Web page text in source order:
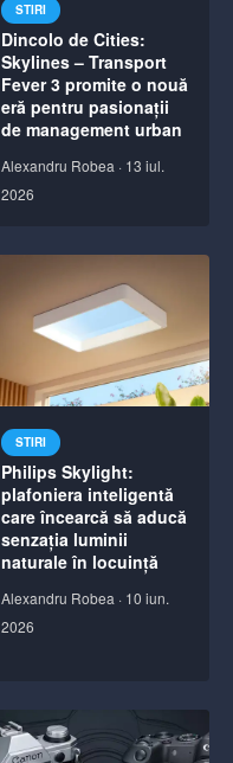
STIRI
Dincolo de Cities:
Skylines – Transport
Fever 3 promite o nouă
eră pentru pasionații
de management urban
Alexandru Robea · 13 iul.
2026
STIRI
Philips Skylight:
plafoniera inteligentă
care încearcă să aducă
senzația luminii
naturale în locuință
Alexandru Robea · 10 iun.
2026